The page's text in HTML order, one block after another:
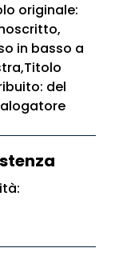
originale:
in basso a
del